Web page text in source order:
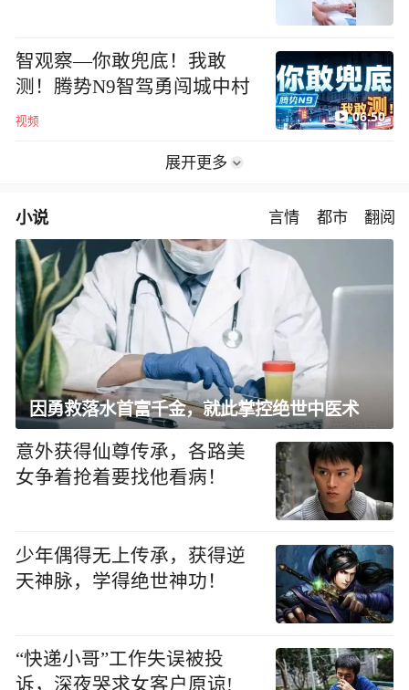
智观察—你敢兜底！我敢
测！腾势N9智驾勇闯城中村
视频 06:50
展开更多
小说 言情 都市 翻阅
因勇救落水首富千金，就此掌控绝世中医术
意外获得仙尊传承，各路美
女争着抢着要找他看病！
少年偶得无上传承，获得逆
天神脉，学得绝世神功！
“快递小哥”工作失误被投
诉，深夜哭求女客户原谅!